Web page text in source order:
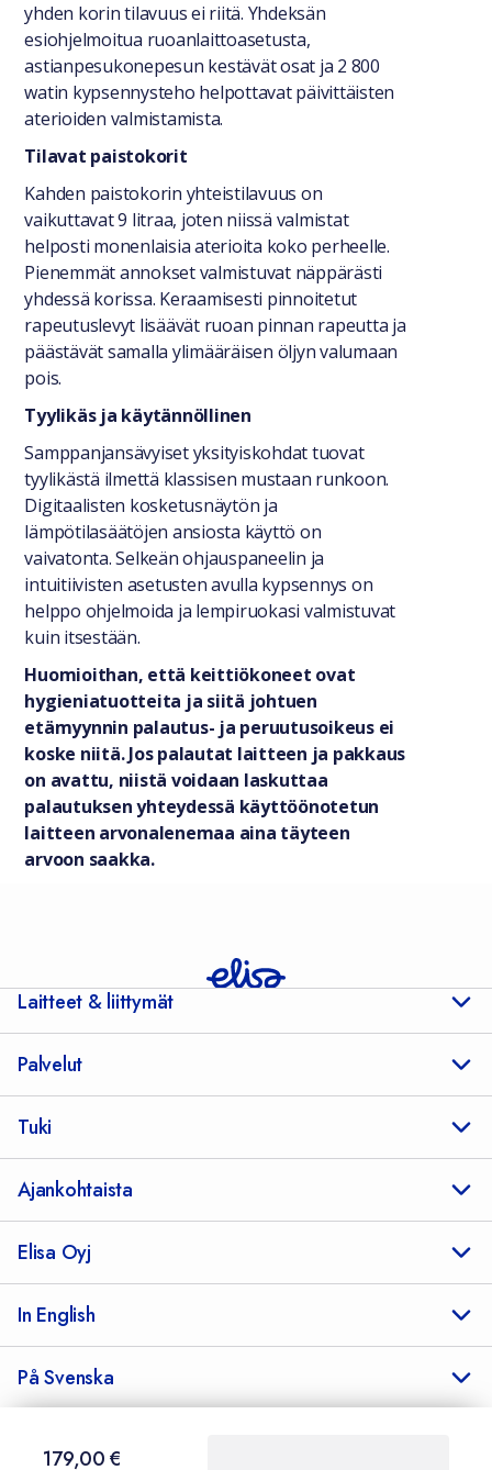
179,00 €
179,00€
yhden korin tilavuus ei riitä. Yhdeksän
esiohjelmoitua ruoanlaittoasetusta,
astianpesukonepesun kestävät osat ja 2 800
watin kypsennysteho helpottavat päivittäisten
aterioiden valmistamista.
Tilavat paistokorit
Kahden paistokorin yhteistilavuus on
vaikuttavat 9 litraa, joten niissä valmistat
helposti monenlaisia aterioita koko perheelle.
Pienemmät annokset valmistuvat näppärästi
yhdessä korissa. Keraamisesti pinnoitetut
rapeutuslevyt lisäävät ruoan pinnan rapeutta ja
päästävät samalla ylimääräisen öljyn valumaan
pois.
Tyylikäs ja käytännöllinen
Samppanjansävyiset yksityiskohdat tuovat
tyylikästä ilmettä klassisen mustaan runkoon.
Digitaalisten kosketusnäytön ja
lämpötilasäätöjen ansiosta käyttö on
vaivatonta. Selkeän ohjauspaneelin ja
intuitiivisten asetusten avulla kypsennys on
helppo ohjelmoida ja lempiruokasi valmistuvat
kuin itsestään.
Huomioithan, että keittiökoneet ovat
hygieniatuotteita ja siitä johtuen
etämyynnin palautus- ja peruutusoikeus ei
koske niitä. Jos palautat laitteen ja pakkaus
on avattu, niistä voidaan laskuttaa
palautuksen yhteydessä käyttöönotetun
laitteen arvonalenemaa aina täyteen
arvoon saakka.
Laitteet & liittymät
Palvelut
Tuki
Ajankohtaista
Elisa Oyj
In English
På Svenska
Sopimusehdot